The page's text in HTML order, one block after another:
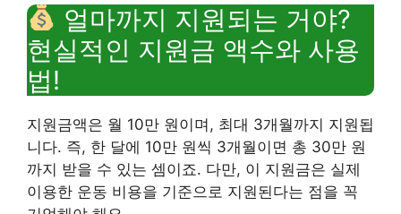
얼마까지 지원되는 거야?
현실적인 지원금 액수와 사용
법!
지원금액은 월 10만 원이며, 최대 3개월까지 지원됩
니다. 즉, 한 달에 10만 원씩 3개월이면 총 30만 원
까지 받을 수 있는 셈이죠. 다만, 이 지원금은 실제
이용한 운동 비용을 기준으로 지원된다는 점을 꼭